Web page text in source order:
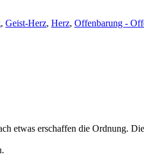
, Geist-Herz, Herz, Offenbarung -
etwas erschaffen die Ordnung.